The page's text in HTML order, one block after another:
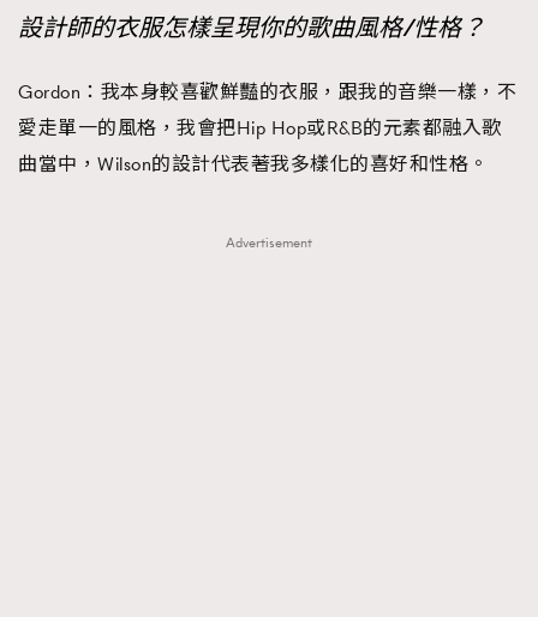
設計師的衣服怎樣呈現你的歌曲風格/性格？
Gordon：我本身較喜歡鮮豔的衣服，跟我的音樂一樣，不
愛走單一的風格，我會把Hip Hop或R&B的元素都融入歌
曲當中，Wilson的設計代表著我多樣化的喜好和性格。
Advertisement